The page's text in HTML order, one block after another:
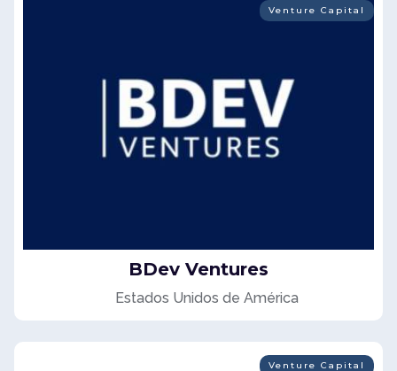
Venture Capital
BDev Ventures
Estados Unidos de América
Venture Capital